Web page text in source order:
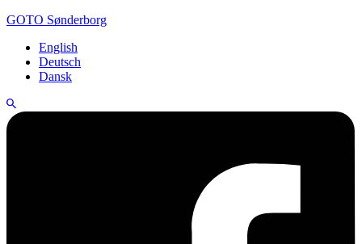
GOTO Sønderborg
English
Deutsch
Dansk